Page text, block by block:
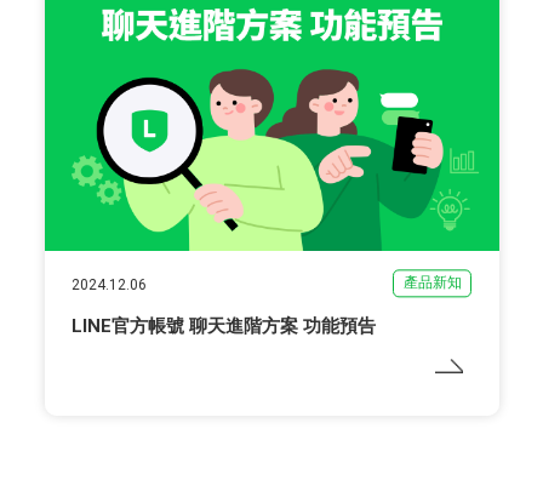
2024.12.06 產品新知
LINE官方帳號 聊天進階方案 功能預告